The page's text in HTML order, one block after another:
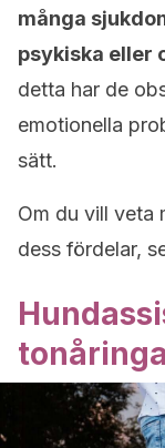
många
psykiska eller
detta har de
emotionella
sätt.
Om du vill veta
dess fördelar,